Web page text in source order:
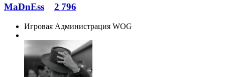
MaDnEss 2 796
Игровая Администрация WOG